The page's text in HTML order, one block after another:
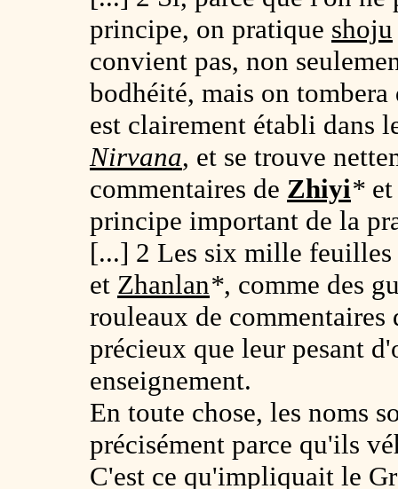
principe, on pratique shoju
convient pas, non
bodhéité, mais on
est clairement établi dans
Nirvana, et se trouve
commentaires de Zhiyi*
principe important de la
[...] 2 Les six mille feuilles
et Zhanlan*, comme des
rouleaux de commentaires
précieux que leur pesant
enseignement.
En toute chose, les noms
précisément parce qu'ils
C'est ce qu'impliquait le